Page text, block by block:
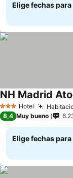
Elige fechas
3 Estrellas
Hotel
NH Madrid
8,4 Muy bueno
Elige fechas